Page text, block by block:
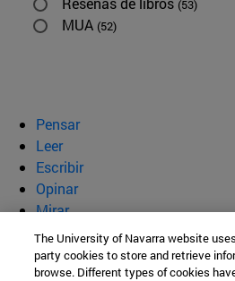
(53)
MUA (52)
Pensar
Leer
Escribir
Opinar
Mirar
Quiénes somos
BeBrave
The University of Navarra website
party cookies to store and retrieve
browse. Different types of cookies